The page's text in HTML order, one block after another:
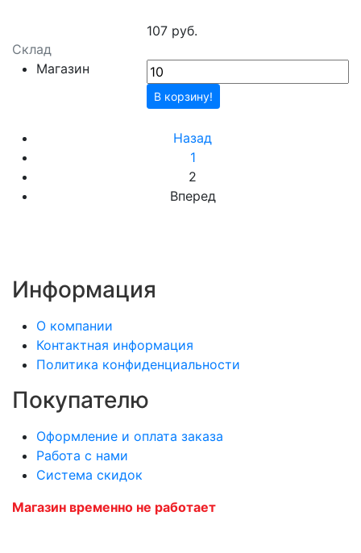
Склад
Магазин
107 руб.
В корзину!
Назад
1
2
Вперед
Информация
О компании
Контактная информация
Политика конфиденциальности
Покупателю
Оформление и оплата заказа
Работа с нами
Система скидок
Магазин временно не работает